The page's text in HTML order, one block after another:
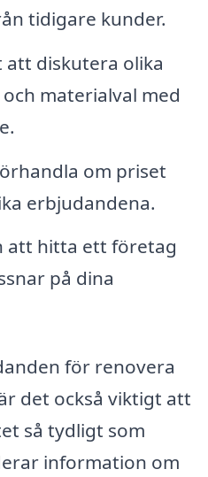
tidigare kunder.
att diskutera olika
materialval med
om priset
erbjudandena.
att hitta ett företag
på dina
för renovera
det också viktigt att
så tydligt som
information om